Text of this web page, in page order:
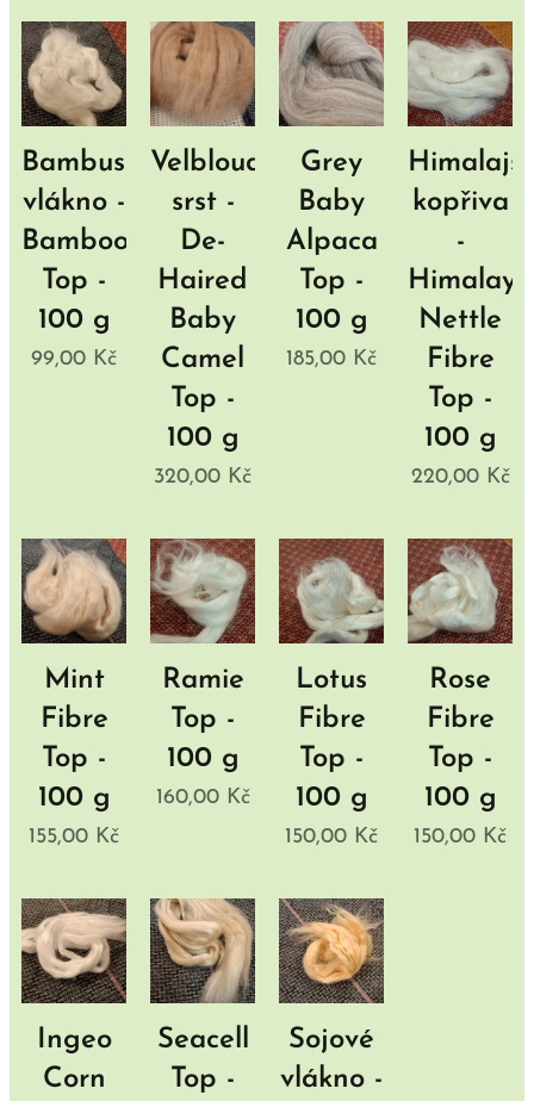
Bambusové
vlákno -
Bamboo
Top -
100 g
99,00 Kč
Velbloudí
srst -
De-
Haired
Baby
Camel
Top -
100 g
320,00 Kč
Grey
Baby
Alpaca
Top -
100 g
185,00 Kč
kopřiva
-
Nettle
Fibre
Top -
100 g
220,00Kč
Mint
Fibre
Top -
100 g
155,00 Kč
Ramie
Top -
100 g
160,00Kč
Lotus
Fibre
Top -
100 g
150,00 Kč
Rose
Fibre
Top -
100 g
150,00 Kč
Ingeo
Corn
Seacell
Top -
Sojové
vlákno -